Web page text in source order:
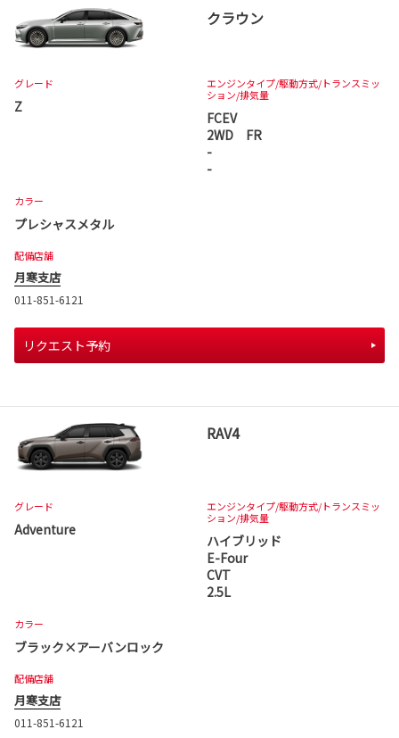
クラウン
グレード
Z
エンジンタイプ/駆動方式/トランスミッ
ション/排気量
FCEV
2WD FR
-
-
カラー
プレシャスメタル
配備店舗
月寒支店
011-851-6121
リクエスト予約
RAV4
グレード
Adventure
エンジンタイプ/駆動方式/トランスミッ
ション/排気量
ハイブリッド
E-Four
CVT
2.5L
カラー
ブラック×アーバンロック
配備店舗
月寒支店
011-851-6121